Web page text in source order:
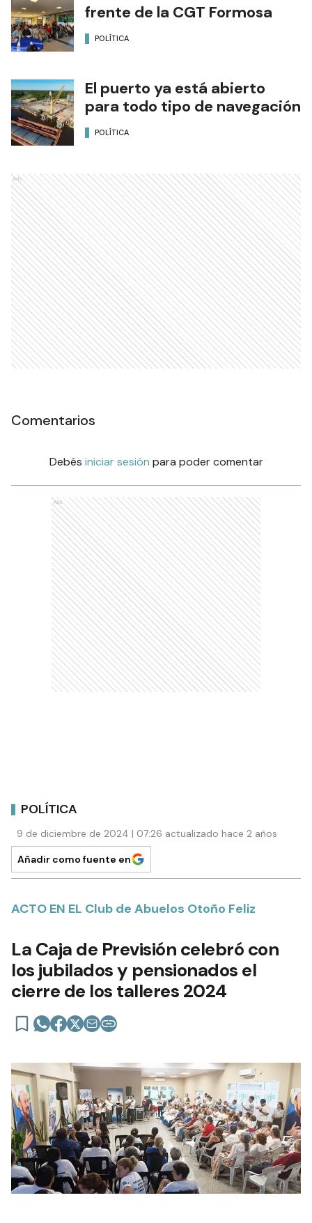
frente de la CGT Formosa
POLÍTICA
El puerto ya está abierto
para todo tipo de navegación
POLÍTICA
Ads
Comentarios
Debés iniciar sesión para poder comentar
Ads
POLÍTICA
9 de diciembre de 2024 | 07:26 actualizado hace 2 años
Añadir como fuente en
ACTO EN EL Club de Abuelos Otoño Feliz
La Caja de Previsión celebró con
los jubilados y pensionados el
cierre de los talleres 2024